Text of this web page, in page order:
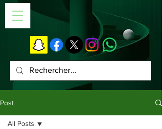
Post
All Posts